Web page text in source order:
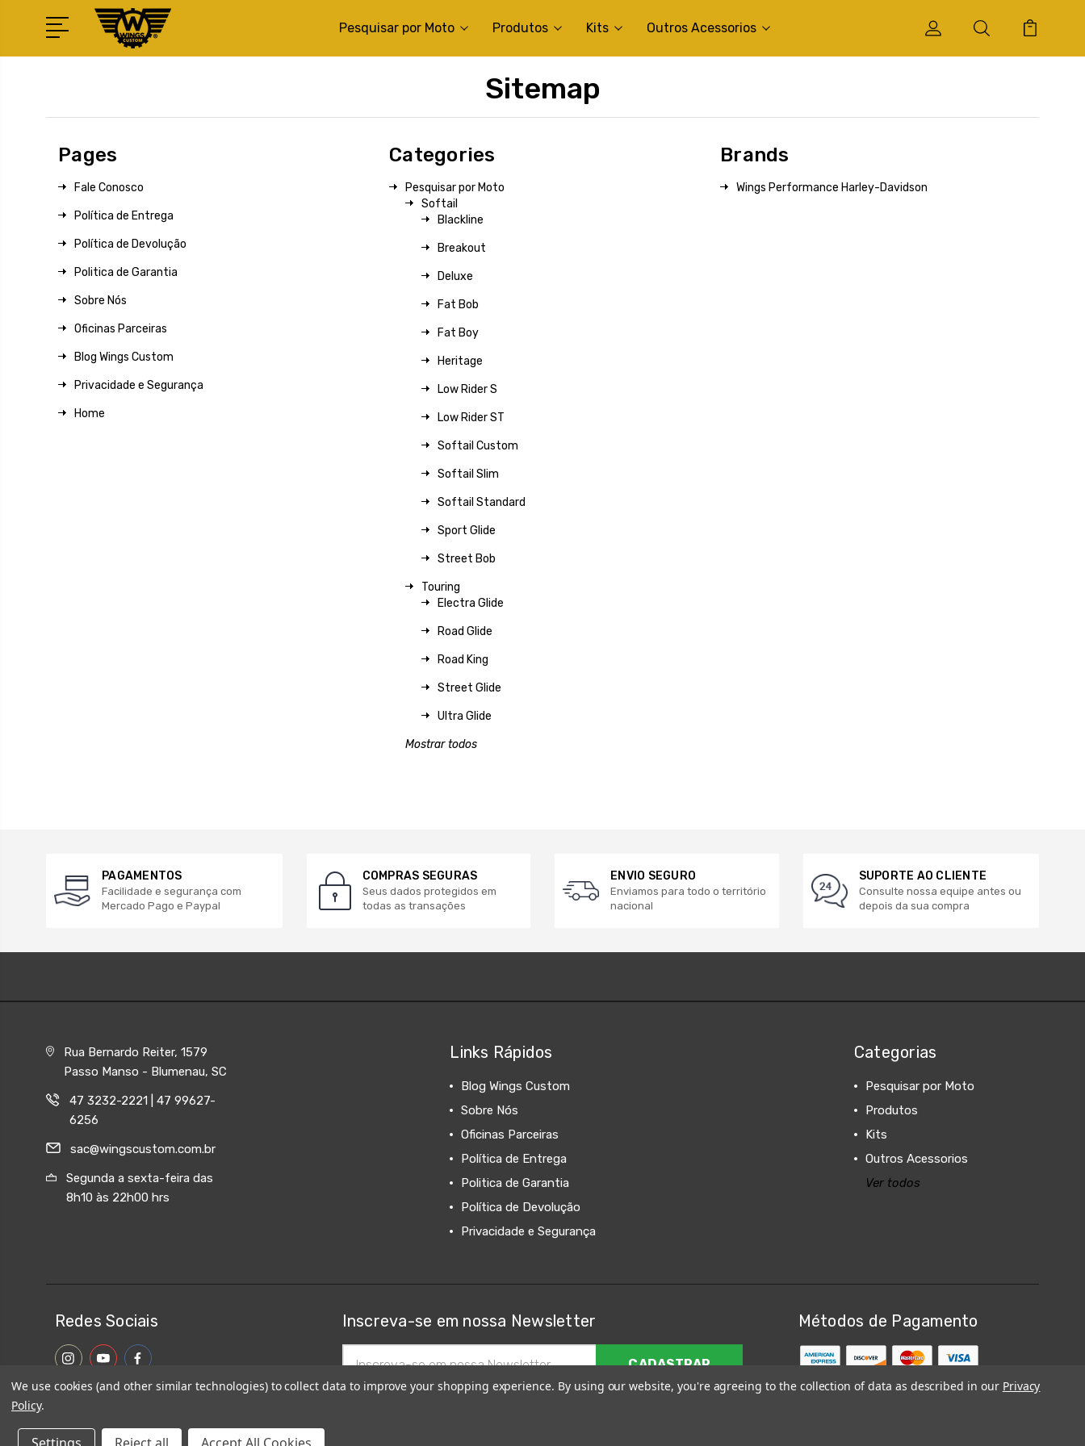
Pesquisar por Moto Produtos Kits Outros Acessorios
Sitemap
Pages
Fale Conosco
Política de Entrega
Política de Devolução
Politica de Garantia
Sobre Nós
Oficinas Parceiras
Blog Wings Custom
Privacidade e Segurança
Home
Categories
Pesquisar por Moto
Softail
Blackline
Breakout
Deluxe
Fat Bob
Fat Boy
Heritage
Low Rider S
Low Rider ST
Softail Custom
Softail Slim
Softail Standard
Sport Glide
Street Bob
Touring
Electra Glide
Road Glide
Road King
Street Glide
Ultra Glide
Mostrar todos
Brands
Wings Performance Harley-Davidson
PAGAMENTOS
Facilidade e segurança com
Mercado Pago e Paypal
COMPRAS SEGURAS
Seus dados protegidos em
todas as transações
ENVIO SEGURO
Enviamos para todo o território
nacional
SUPORTE AO CLIENTE
Consulte nossa equipe antes ou
depois da sua compra
Rua Bernardo Reiter, 1579
Passo Manso - Blumenau, SC
47 3232-2221 | 47 99627-
6256
sac@wingscustom.com.br
Segunda a sexta-feira das
8h10 às 22h00 hrs
Links Rápidos
Blog Wings Custom
Sobre Nós
Oficinas Parceiras
Política de Entrega
Politica de Garantia
Política de Devolução
Privacidade e Segurança
Categorias
Pesquisar por Moto
Produtos
Kits
Outros Acessorios
Ver todos
Redes Sociais Inscreva-se em nossa Newsletter
de
email
Métodos de Pagamento
We use cookies (and other similar technologies) to collect data to improve your shopping experience. By using our website, you're agreeing to the collection of data as described in our Privacy
Policy.